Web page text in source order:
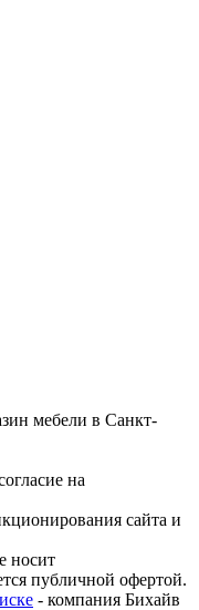
мебели в Санкт-
на
сайта и
носит
публичной офертой.
- компания Бихайв